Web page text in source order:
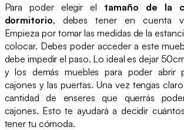
Para poder elegir el tamaño de la
dormitorio, debes tener en cuenta
Empieza por tomar las medidas de la
colocar. Debes poder acceder a este
debe impedir el paso. Lo ideal es dejar
y los demás muebles para poder abrir
cajones y las puertas. Una vez tengas
cantidad de enseres que querrás
cajones. Esto te ayudará a decidir
tener tu cómoda.